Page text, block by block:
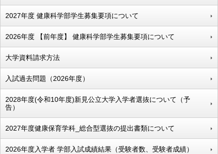
2027年度 健康科学部学生募集要項について
2026年度 【前年度】 健康科学部学生募集要項について
大学資料請求方法
入試過去問題（2026年度）
2028年度(令和10年度)新見公立大学入学者選抜について（予
告）
2027年度健康保育学科_総合型選抜の提出書類について
2026年度入学者 学部入試成績結果（受験者数、受験者成績）